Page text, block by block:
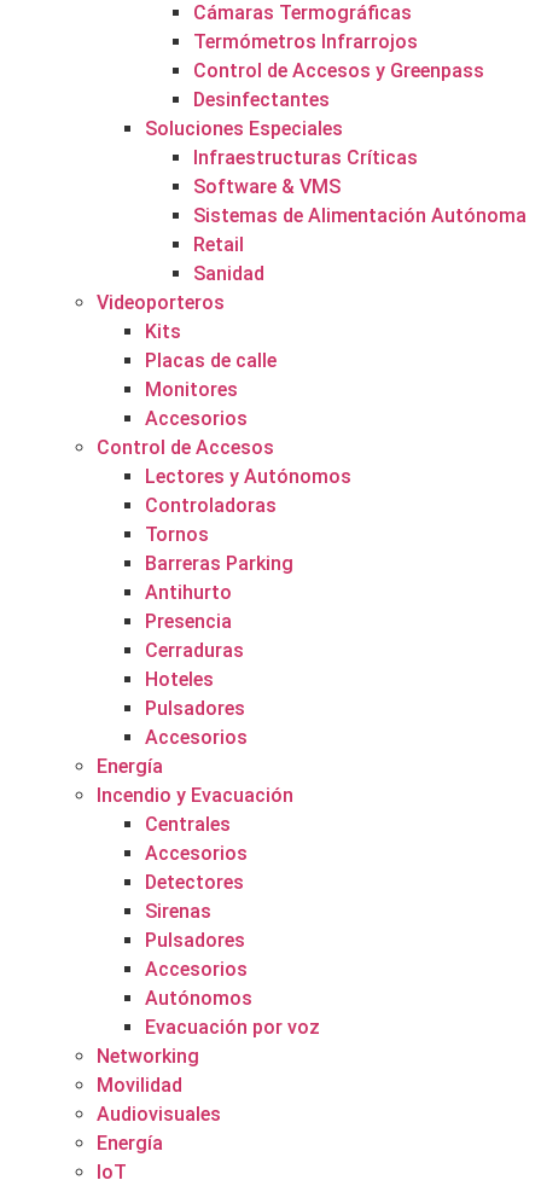
Cámaras Termográficas
Termómetros Infrarrojos
Control de Accesos y Greenpass
Desinfectantes
Soluciones Especiales
Infraestructuras Críticas
Software & VMS
Sistemas de Alimentación Autónoma
Retail
Sanidad
Videoporteros
Kits
Placas de calle
Monitores
Accesorios
Control de Accesos
Lectores y Autónomos
Controladoras
Tornos
Barreras Parking
Antihurto
Presencia
Cerraduras
Hoteles
Pulsadores
Accesorios
Energía
Incendio y Evacuación
Centrales
Accesorios
Detectores
Sirenas
Pulsadores
Accesorios
Autónomos
Evacuación por voz
Networking
Movilidad
Audiovisuales
Energía
IoT